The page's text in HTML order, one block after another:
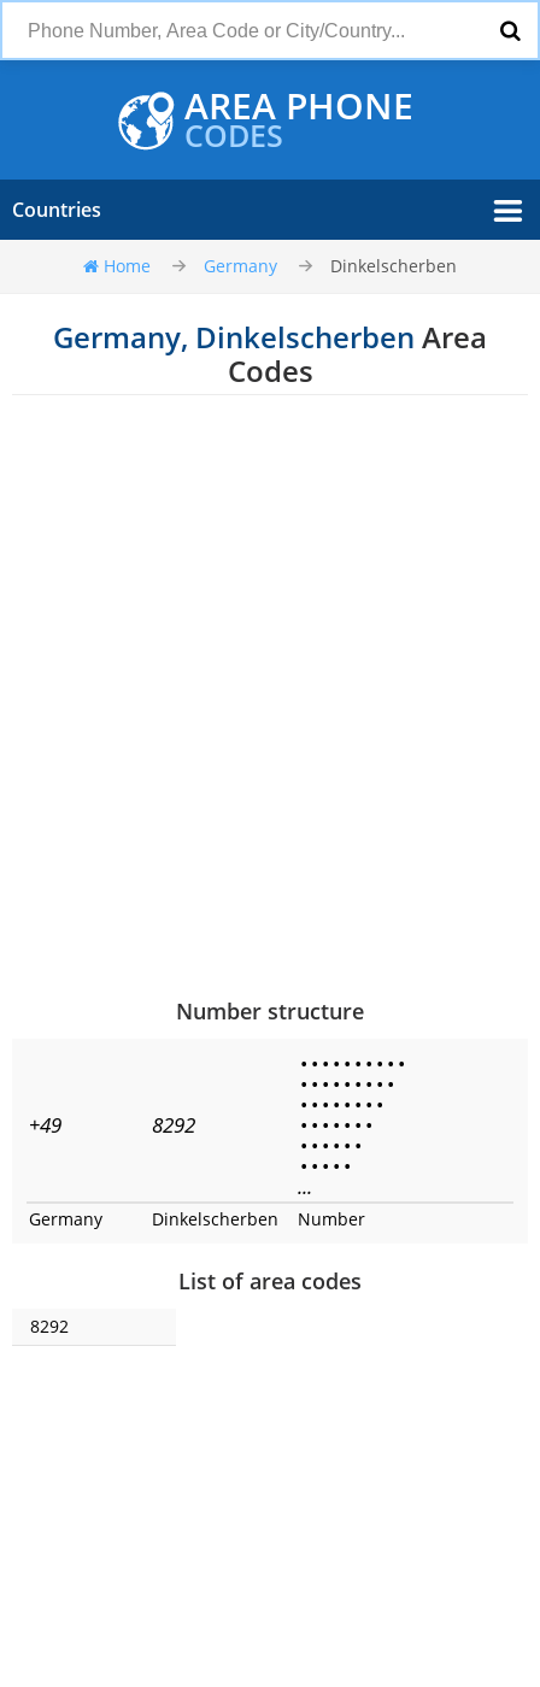
AREA PHONE
CODES
Countries
Home Germany Dinkelscherben
Germany, Dinkelscherben Area
Codes
Number structure
+49 8292
• • • • • • • • • •
• • • • • • • • •
• • • • • • • •
• • • • • • •
• • • • • •
• • • • •
...
Germany Dinkelscherben Number
List of area codes
8292